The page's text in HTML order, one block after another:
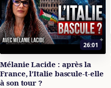
26:01
Mélanie Lacide : après la
France, l’Italie bascule-t-elle
à son tour ?